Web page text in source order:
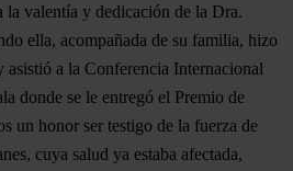
valentía y dedicación de la Dra.
ella, acompañada de su familia, hizo
asistió a la Conferencia Internacional
donde se le entregó el Premio de
un honor ser testigo de la fuerza de
cuya salud ya estaba afectada,